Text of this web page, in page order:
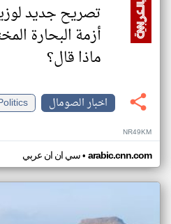
تصريح جديد
أزمة البحارة
ماذا قال؟
اخبار الصومال
NR49KM
سي ان ان عربي• arabic.cnn.com